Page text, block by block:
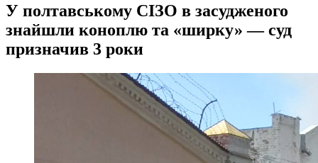
У полтавському СІЗО в засудженого
знайшли коноплю та «ширку» — суд
призначив 3 роки